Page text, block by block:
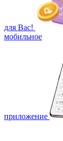
для Вас!
мобильное
приложение